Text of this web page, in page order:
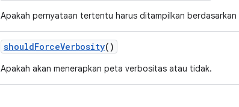
Apakah pernyataan tertentu harus ditampilkan
shouldForceVerbosity()
Apakah akan menerapkan peta verbositas atau tidak.